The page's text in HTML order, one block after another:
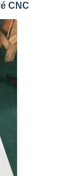
CNC